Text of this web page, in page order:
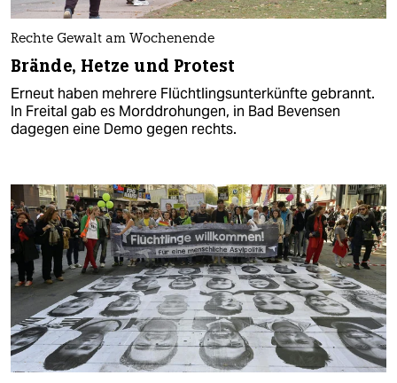
Rechte Gewalt am Wochenende
Brände, Hetze und Protest
Erneut haben mehrere Flüchtlingsunterkünfte gebrannt.
In Freital gab es Morddrohungen, in Bad Bevensen
dagegen eine Demo gegen rechts.